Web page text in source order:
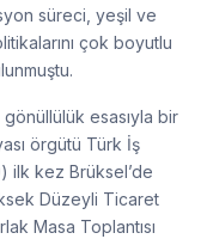
süreci, yeşil ve
çok boyutlu
esasıyla bir
örgütü Türk İş
ilk kez Brüksel’de
Düzeyli Ticaret
Masa Toplantısı